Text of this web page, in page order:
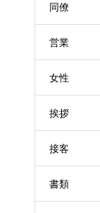
同僚
営業
女性
挨拶
接客
書類